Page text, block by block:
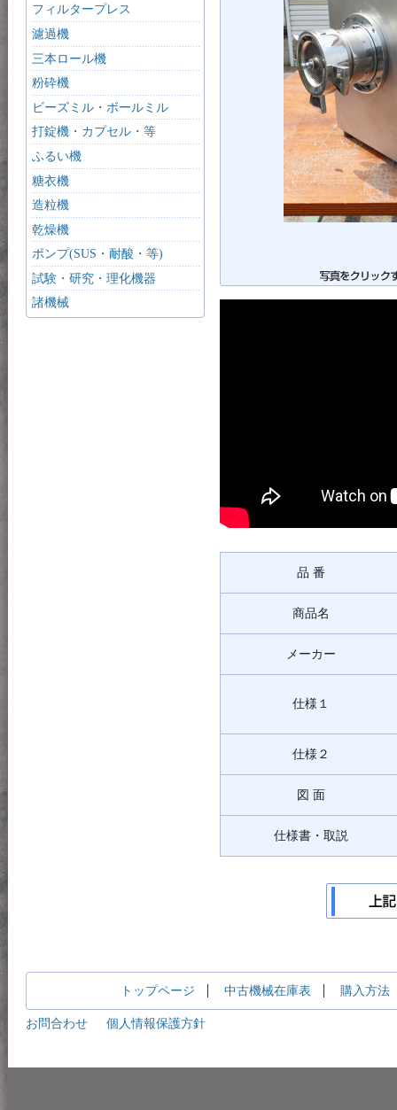
品 番
商品名
メーカー
仕様１
仕様２
図 面
仕様書・取説
フィルタープレス
濾過機
三本ロール機
粉砕機
ビーズミル・ボールミル
打錠機・カプセル・等
ふるい機
糖衣機
造粒機
乾燥機
ポンプ(SUS・耐酸・等)
試験・研究・理化機器
諸機械
トップページ 中古機械在庫表 購入方法
お問合わせ 個人情報保護方針